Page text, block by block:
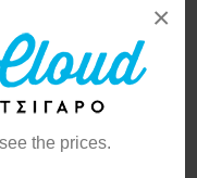
the prices.
×
Classic